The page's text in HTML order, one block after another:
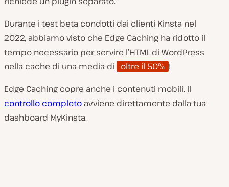
Durante i test beta condotti dai clienti Kinsta nel
2022, abbiamo visto che Edge Caching ha ridotto il
tempo necessario per servire l’HTML di WordPress
nella cache di una media di
oltre il 50% !
Edge Caching copre anche i contenuti mobili. Il
controllo completo avviene direttamente dalla tua
dashboard MyKinsta.